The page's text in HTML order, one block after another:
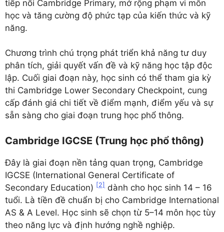
tiếp nối Cambridge Primary, mở rộng phạm vi môn
học và tăng cường độ phức tạp của kiến thức và kỹ
năng.
Chương trình chú trọng phát triển khả năng tư duy
phân tích, giải quyết vấn đề và kỹ năng học tập độc
lập. Cuối giai đoạn này, học sinh có thể tham gia kỳ
thi Cambridge Lower Secondary Checkpoint, cung
cấp đánh giá chi tiết về điểm mạnh, điểm yếu và sự
sẵn sàng cho giai đoạn trung học phổ thông.
Cambridge IGCSE (Trung học phổ thông)
Đây là giai đoạn nền tảng quan trọng, Cambridge
IGCSE (International General Certificate of
Secondary Education) [2] dành cho học sinh 14 – 16
tuổi. Là tiền đề chuẩn bị cho Cambridge International
AS & A Level. Học sinh sẽ chọn từ 5–14 môn học tùy
theo năng lực và định hướng nghề nghiệp.